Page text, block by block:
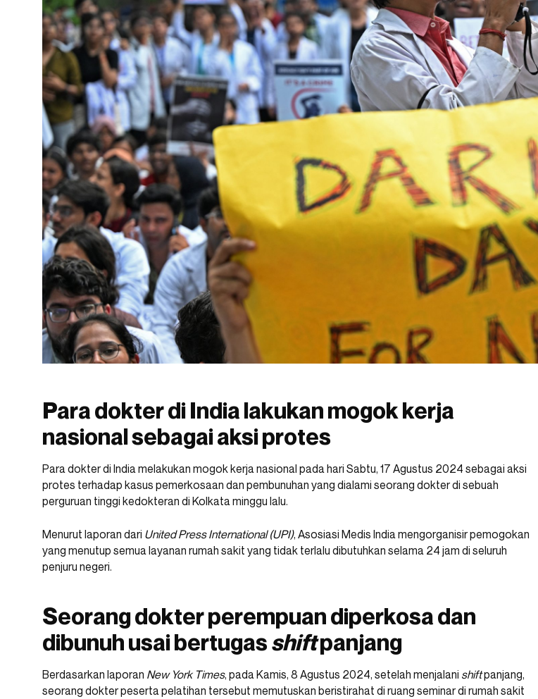
Para dokter di India lakukan mogok kerja
nasional sebagai aksi protes
Para dokter di India melakukan mogok kerja nasional pada hari Sabtu, 17 Agustus 2024 sebagai aksi
protes terhadap kasus pemerkosaan dan pembunuhan yang dialami seorang dokter di sebuah
perguruan tinggi kedokteran di Kolkata minggu lalu.
Menurut laporan dari United Press International (UPI), Asosiasi Medis India mengorganisir pemogokan
yang menutup semua layanan rumah sakit yang tidak terlalu dibutuhkan selama 24 jam di seluruh
penjuru negeri.
Seorang dokter perempuan diperkosa dan
dibunuh usai bertugasshiftpanjang
Berdasarkan laporan New York Times, pada Kamis, 8 Agustus 2024, setelah menjalani shiftpanjang,
seorang dokter peserta pelatihan tersebut memutuskan beristirahat di ruang seminar di rumah sakit